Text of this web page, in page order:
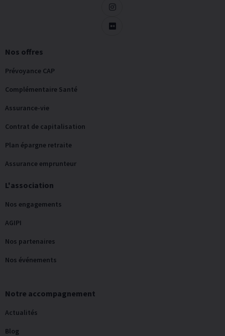
Nos offres
Prévoyance CAP
Complémentaire Santé
Assurance-vie
Contrat de capitalisation
Plan épargne retraite
Assurance emprunteur
L'association
Nos engagements
AGIPI
Nos partenaires
Nos événements
Notre accompagnement
Actualités
Blog